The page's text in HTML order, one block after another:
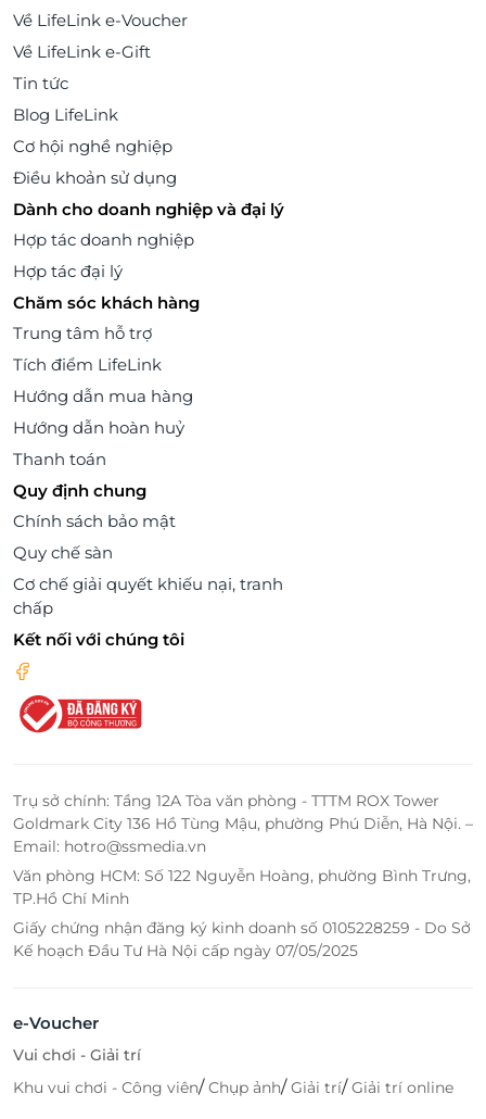
Về LifeLink e-Voucher
Về LifeLink e-Gift
Tin tức
Blog LifeLink
Cơ hội nghề nghiệp
Điều khoản sử dụng
Dành cho doanh nghiệp và đại lý
Hợp tác doanh nghiệp
Hợp tác đại lý
Chăm sóc khách hàng
Trung tâm hỗ trợ
Tích điểm LifeLink
Hướng dẫn mua hàng
Hướng dẫn hoàn huỷ
Thanh toán
Quy định chung
Chính sách bảo mật
Quy chế sàn
Cơ chế giải quyết khiếu nại, tranh
chấp
Kết nối với chúng tôi
Trụ sở chính: Tầng 12A Tòa văn phòng - TTTM ROX Tower
Goldmark City 136 Hồ Tùng Mậu, phường Phú Diễn, Hà Nội. –
Email: hotro@ssmedia.vn
Văn phòng HCM: Số 122 Nguyễn Hoàng, phường Bình Trưng,
TP.Hồ Chí Minh
Giấy chứng nhận đăng ký kinh doanh số 0105228259 - Do Sở
Kế hoạch Đầu Tư Hà Nội cấp ngày 07/05/2025
e-Voucher
Vui chơi - Giải trí
Khu vui chơi - Công viên/Chụp ảnh/Giải trí/Giải trí online